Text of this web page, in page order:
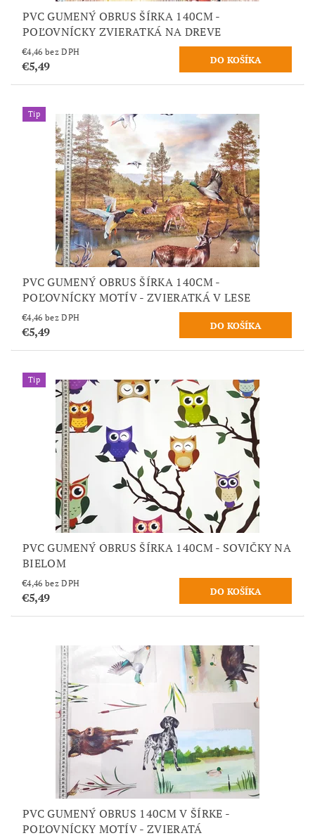
PVC GUMENÝ OBRUS ŠÍRKA 140CM -
POĽOVNÍCKY ZVIERATKÁ NA DREVE
€4,46 bez DPH
€5,49
Tip
PVC GUMENÝ OBRUS ŠÍRKA 140CM -
POĽOVNÍCKY MOTÍV - ZVIERATKÁ V LESE
€4,46 bez DPH
€5,49
Tip
PVC GUMENÝ OBRUS ŠÍRKA 140CM - SOVIČKY NA
BIELOM
€4,46 bez DPH
€5,49
PVC GUMENÝ OBRUS 140CM V ŠÍRKE -
POĽOVNÍCKY MOTÍV - ZVIERATÁ